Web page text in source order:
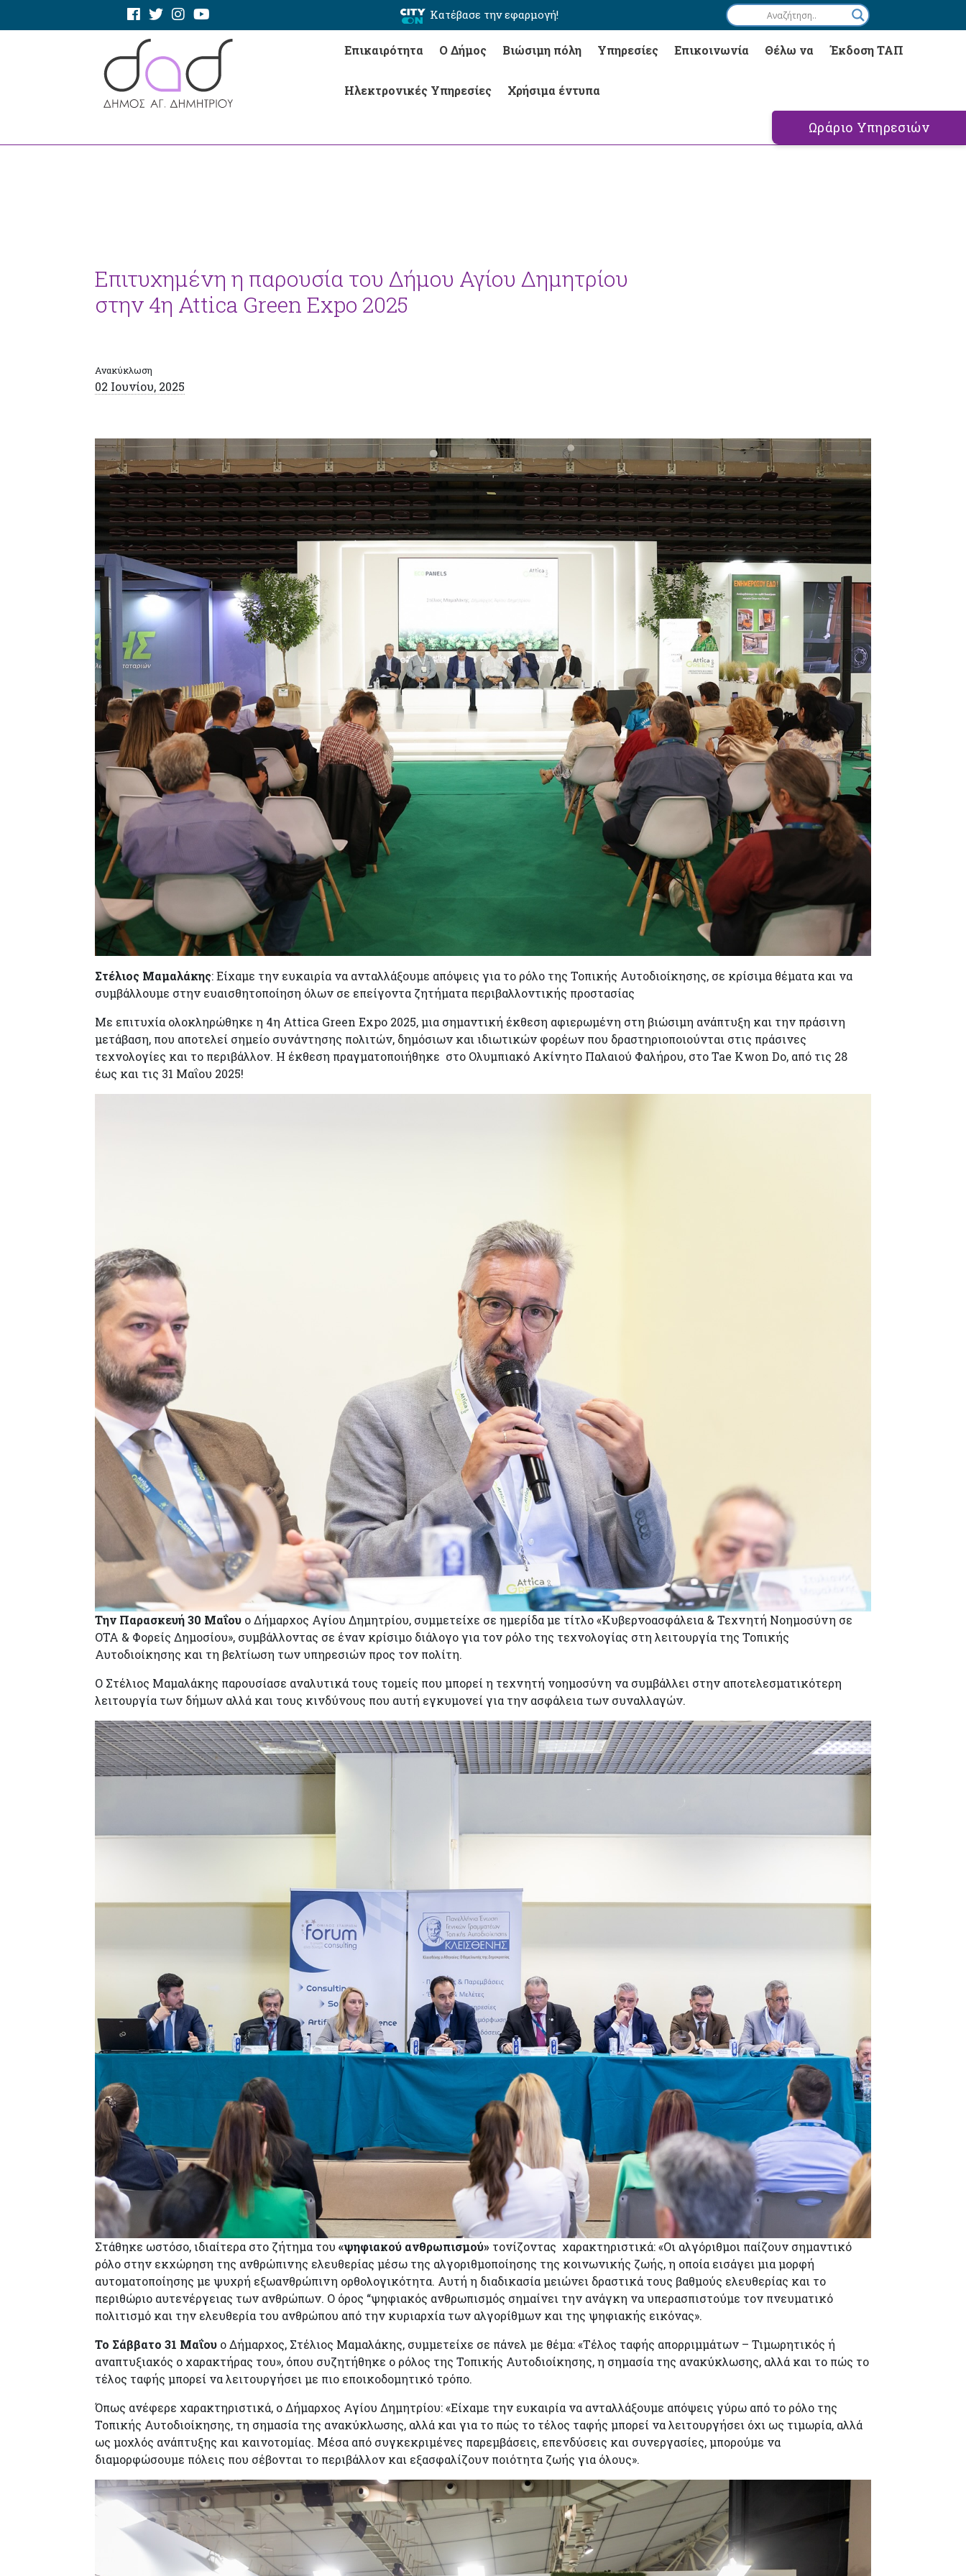
Κατέβασε την εφαρμογή!
Επικαιρότητα Ο Δήμος Βιώσιμη πόλη Υπηρεσίες Επικοινωνία Θέλω να Έκδοση ΤΑΠ
Ηλεκτρονικές Υπηρεσίες Χρήσιμα έντυπα
Ωράριο Υπηρεσιών
Επιτυχημένη η παρουσία του Δήμου Αγίου Δημητρίου
στην 4η Attica Green Expo 2025
Ανακύκλωση
02 Ιουνίου, 2025
Στέλιος Μαμαλάκης: Είχαμε την ευκαιρία να ανταλλάξουμε απόψεις για το ρόλο της Τοπικής Αυτοδιοίκησης, σε κρίσιμα θέματα και να
συμβάλλουμε στην ευαισθητοποίηση όλων σε επείγοντα ζητήματα περιβαλλοντικής προστασίας
Με επιτυχία ολοκληρώθηκε η 4η Attica Green Expo 2025, μια σημαντική έκθεση αφιερωμένη στη βιώσιμη ανάπτυξη και την πράσινη
μετάβαση, που αποτελεί σημείο συνάντησης πολιτών, δημόσιων και ιδιωτικών φορέων που δραστηριοποιούνται στις πράσινες
τεχνολογίες και το περιβάλλον. Η έκθεση πραγματοποιήθηκε στο Ολυμπιακό Ακίνητο Παλαιού Φαλήρου, στο Tae Kwon Do, από τις 28
έως και τις 31 Μαΐου 2025!
Την Παρασκευή 30 Μαΐου ο Δήμαρχος Αγίου Δημητρίου, συμμετείχε σε ημερίδα με τίτλο «Κυβερνοασφάλεια & Τεχνητή Νοημοσύνη σε
ΟΤΑ & Φορείς Δημοσίου», συμβάλλοντας σε έναν κρίσιμο διάλογο για τον ρόλο της τεχνολογίας στη λειτουργία της Τοπικής
Αυτοδιοίκησης και τη βελτίωση των υπηρεσιών προς τον πολίτη.
Ο Στέλιος Μαμαλάκης παρουσίασε αναλυτικά τους τομείς που μπορεί η τεχνητή νοημοσύνη να συμβάλλει στην αποτελεσματικότερη
λειτουργία των δήμων αλλά και τους κινδύνους που αυτή εγκυμονεί για την ασφάλεια των συναλλαγών.
Στάθηκε ωστόσο, ιδιαίτερα στο ζήτημα του «ψηφιακού ανθρωπισμού» τονίζοντας χαρακτηριστικά: «Οι αλγόριθμοι παίζουν σημαντικό
ρόλο στην εκχώρηση της ανθρώπινης ελευθερίας μέσω της αλγοριθμοποίησης της κοινωνικής ζωής, η οποία εισάγει μια μορφή
αυτοματοποίησης με ψυχρή εξωανθρώπινη ορθολογικότητα. Αυτή η διαδικασία μειώνει δραστικά τους βαθμούς ελευθερίας και το
περιθώριο αυτενέργειας των ανθρώπων. Ο όρος “ψηφιακός ανθρωπισμός σημαίνει την ανάγκη να υπερασπιστούμε τον πνευματικό
πολιτισμό και την ελευθερία του ανθρώπου από την κυριαρχία των αλγορίθμων και της ψηφιακής εικόνας».
Το Σάββατο 31 Μαΐου ο Δήμαρχος, Στέλιος Μαμαλάκης, συμμετείχε σε πάνελ με θέμα: «Τέλος ταφής απορριμμάτων – Τιμωρητικός ή
αναπτυξιακός ο χαρακτήρας του», όπου συζητήθηκε ο ρόλος της Τοπικής Αυτοδιοίκησης, η σημασία της ανακύκλωσης, αλλά και το πώς το
τέλος ταφής μπορεί να λειτουργήσει με πιο εποικοδομητικό τρόπο.
Όπως ανέφερε χαρακτηριστικά, ο Δήμαρχος Αγίου Δημητρίου: «Είχαμε την ευκαιρία να ανταλλάξουμε απόψεις γύρω από το ρόλο της
Τοπικής Αυτοδιοίκησης, τη σημασία της ανακύκλωσης, αλλά και για το πώς το τέλος ταφής μπορεί να λειτουργήσει όχι ως τιμωρία, αλλά
ως μοχλός ανάπτυξης και καινοτομίας. Μέσα από συγκεκριμένες παρεμβάσεις, επενδύσεις και συνεργασίες, μπορούμε να
διαμορφώσουμε πόλεις που σέβονται το περιβάλλον και εξασφαλίζουν ποιότητα ζωής για όλους».